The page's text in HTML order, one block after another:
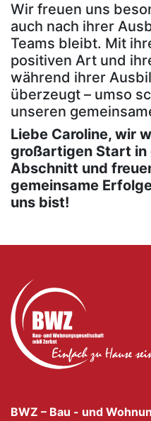
Wir freuen uns
auch nach ihrer
Teams bleibt. Mit
positiven Art und
während ihrer
überzeugt – umso
unseren
Liebe Caroline, wir
großartigen Start in
Abschnitt und
gemeinsame
uns bist!
BWZ – Bau - und